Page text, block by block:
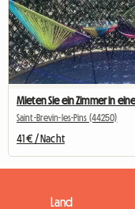
Saint-Brevin-les-Pins (44250)
41 € / Nacht
Land